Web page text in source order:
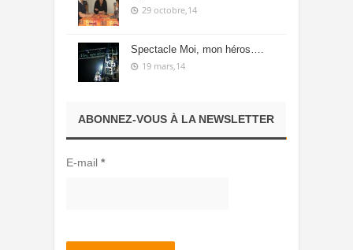
29 octobre,14
Spectacle Moi, mon héros….
19 mars,14
ABONNEZ-VOUS À LA NEWSLETTER
E-mail *